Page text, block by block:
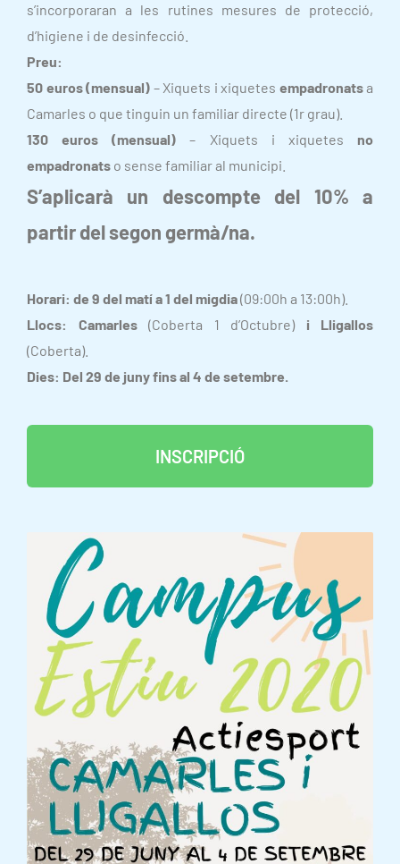
s’incorporaran a les rutines mesures de protecció,
d’higiene i de desinfecció.
Preu:
50 euros (mensual) – Xiquets i xiquetes empadronatsa
Camarles o que tinguin un familiar directe (1r grau).
130 euros (mensual)– Xiquets i xiquetes no
empadronats o sense familiar al municipi.
S’aplicarà un descompte del 10% a
partir del segon germà/na.
Horari: de 9 del matí a 1 del migdia(09:00h a 13:00h).
Llocs: Camarles(Coberta 1 d’Octubre)i Lligallos
(Coberta).
Dies: Del 29 de juny fins al 4 de setembre.
INSCRIPCIÓ